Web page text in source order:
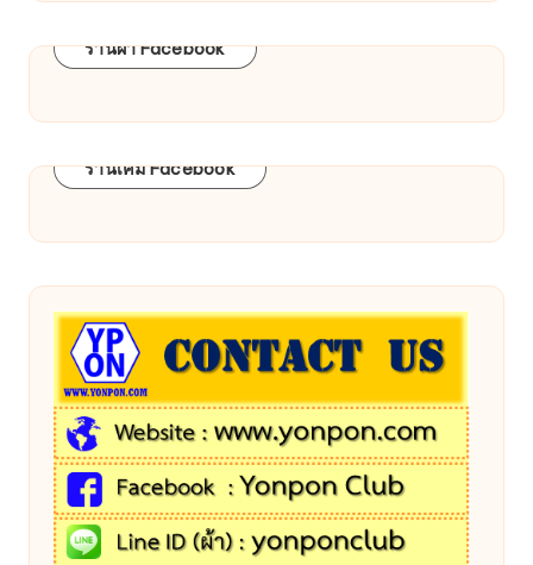
ร้านผ้า Facebook
ร้านเคมี Facebook